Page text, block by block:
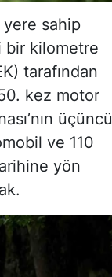
yere sahip
bir kilometre
tarafından
kez motor
üçüncü
ve 110
yön